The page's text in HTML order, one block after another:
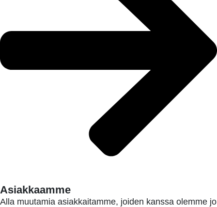
Asiakkaamme
Alla muutamia asiakkaitamme, joiden kanssa olemme jo